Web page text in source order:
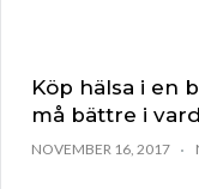
Köp hälsa i en
må bättre i
NOVEMBER 16, 2017